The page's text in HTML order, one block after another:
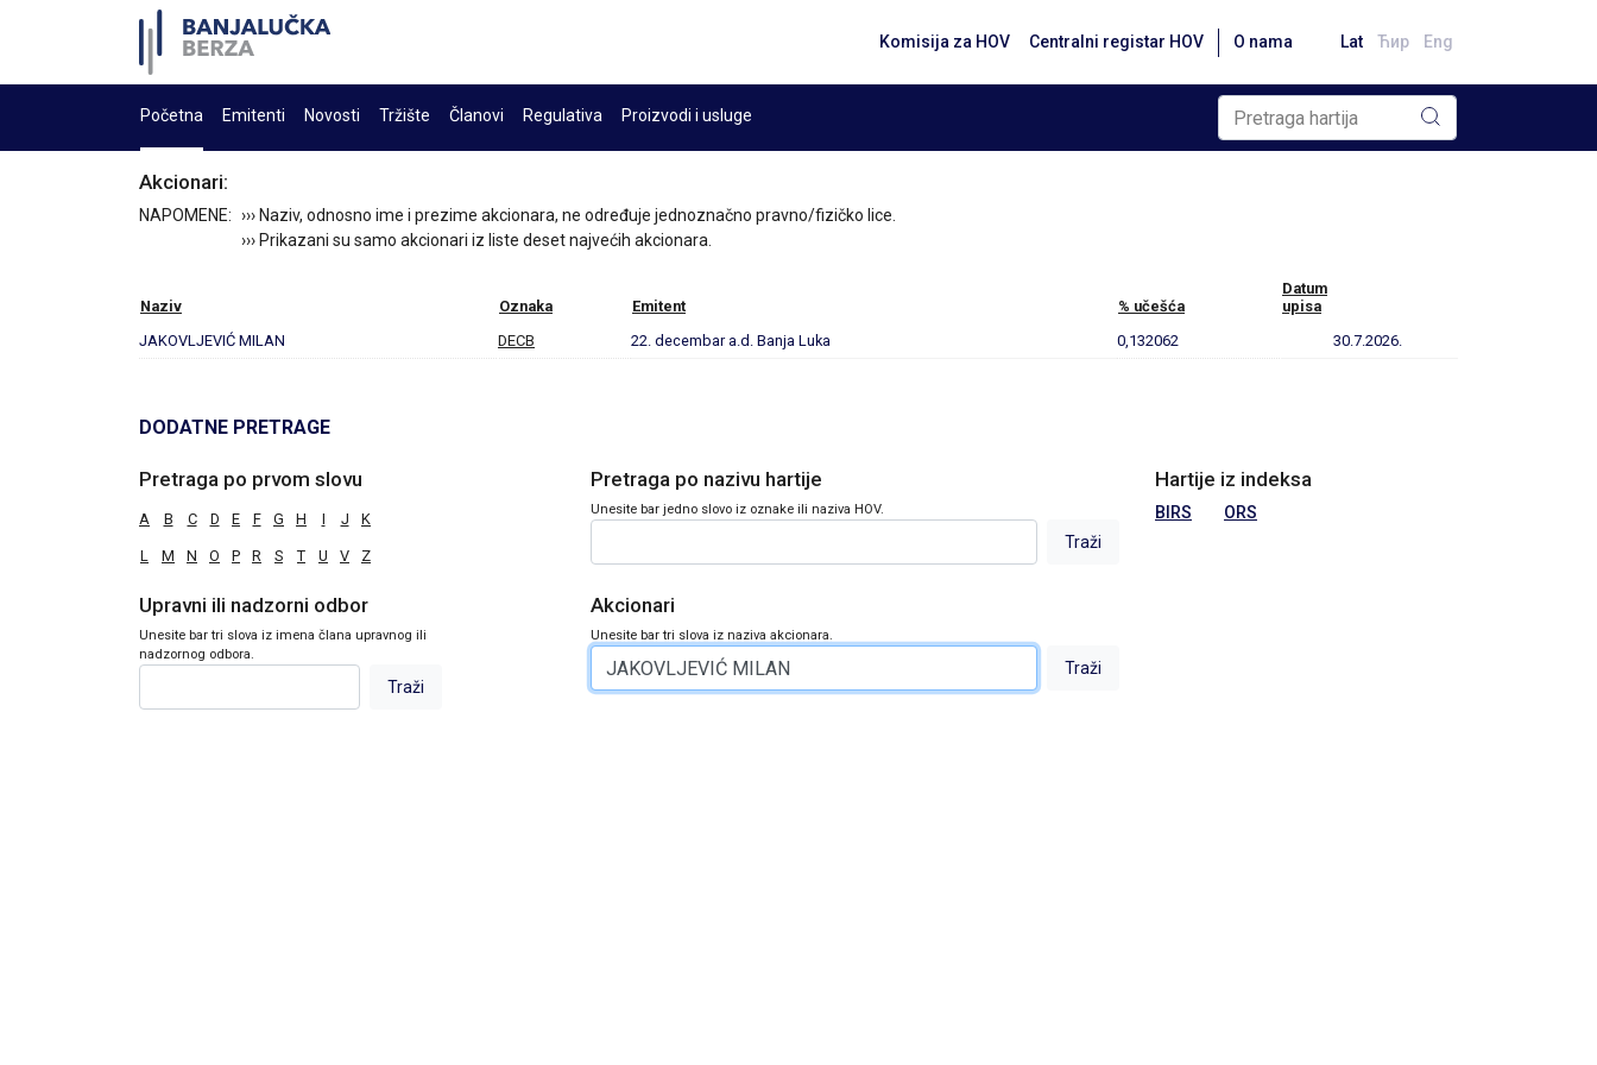
Komisija za HOV Centralni registar HOV O nama Lat Ћир Eng
Početna Emitenti Novosti Tržište Članovi Regulativa Proizvodi i usluge
Akcionari:
NAPOMENE: ››› Naziv, odnosno ime i prezime akcionara, ne određuje jednoznačno pravno/fizičko lice.
››› Prikazani su samo akcionari iz liste deset najvećih akcionara.
Naziv Oznaka Emitent % učešća
Datum
upisa
JAKOVLJEVIĆ MILAN
DECB 22. decembar a.d. Banja Luka 0,132062 30.7.2026.
DODATNE PRETRAGE
Pretraga po prvom slovu
A B C D E F G H I J K
L M N O P R S T U V Z
Pretraga po nazivu hartije
Unesite bar jedno slovo iz oznake ili naziva HOV.
Hartije iz indeksa
BIRS ORS
Upravni ili nadzorni odbor
Unesite bar tri slova iz imena člana upravnog ili
nadzornog odbora.
Akcionari
Unesite bar tri slova iz naziva akcionara.